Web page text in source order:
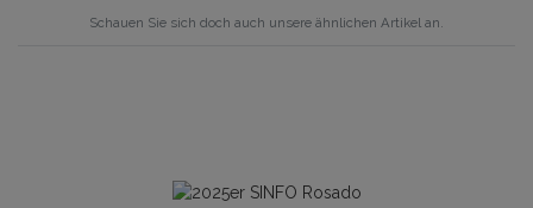
Schauen Sie sich doch auch unsere ähnlichen Artikel an.